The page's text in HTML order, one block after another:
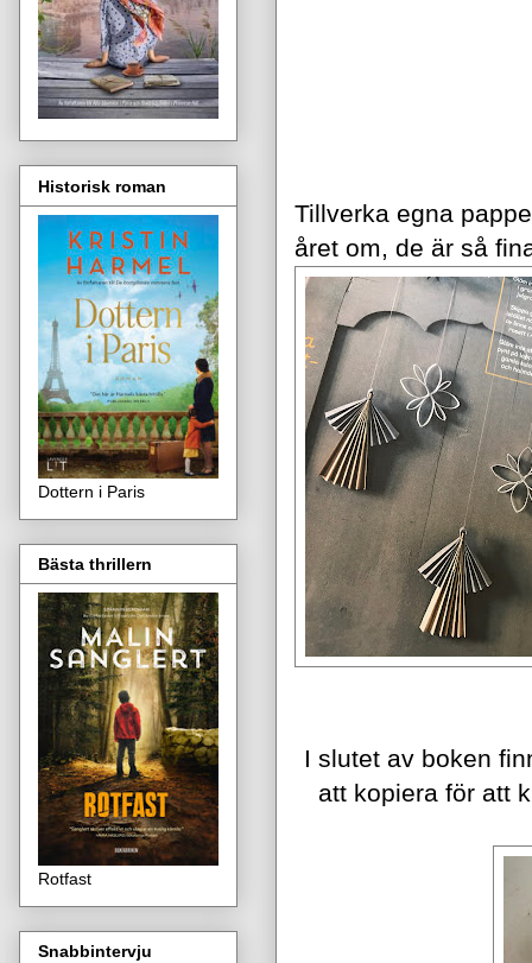
Tillverka egna
året om, de är så
I slutet av boken
att kopiera för att
Historisk roman
Dottern i Paris
Bästa thrillern
Rotfast
Snabbintervju